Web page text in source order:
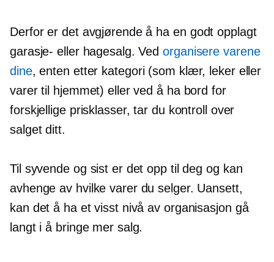
Derfor er det avgjørende å ha en godt opplagt
garasje- eller hagesalg. Vedorganisere varene
dine, enten etter kategori (som klær, leker eller
varer til hjemmet) eller ved å ha bord for
forskjellige prisklasser, tar du kontroll over
salget ditt.
Til syvende og sist er det opp til deg og kan
avhenge av hvilke varer du selger. Uansett,
kan det å ha et visst nivå av organisasjon gå
langt i å bringe mer salg.